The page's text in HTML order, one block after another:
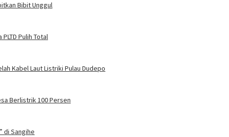
Bibit Unggul
Pulih Total
Kabel Laut Listriki Pulau Dudepo
Berlistrik 100 Persen
di Sangihe